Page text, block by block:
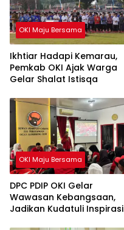
OKI Maju Bersama
Ikhtiar Hadapi Kemarau,
Pemkab OKI Ajak Warga
Gelar Shalat Istisqa
OKI Maju Bersama
DPC PDIP OKI Gelar
Wawasan Kebangsaan,
Jadikan Kudatuli Inspirasi